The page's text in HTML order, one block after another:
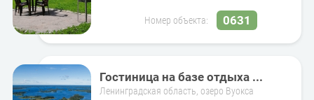
Номер объекта: 0631
Гостиница на базе отдыха ...
Ленинградская область, озеро Вуокса